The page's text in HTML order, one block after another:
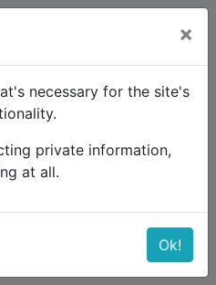
and Eurail
volta
×
necessary for the site's
private information,
at all.
Ok!